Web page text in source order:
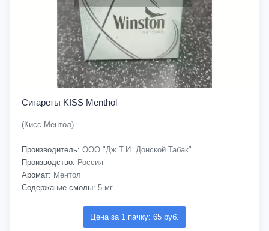
Сигареты KISS Menthol
(Кисс Ментол)
Производитель: ООО "Дж.Т.И. Донской Табак"
Производство: Россия
Аромат: Ментол
Содержание смолы: 5 мг
Цена за 1 пачку: 65 руб.